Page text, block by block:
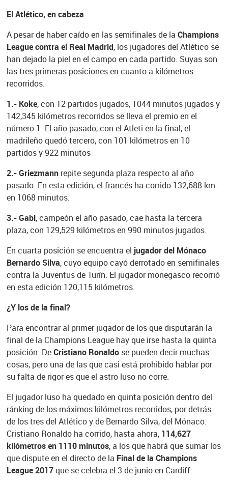
El Atlético, en cabeza
A pesar de haber caído en las semifinales de la Champions
League contra el Real Madrid, los jugadores del Atlético se
han dejado la piel en el campo en cada partido. Suyas son
las tres primeras posiciones en cuanto a kilómetros
recorridos.
1.- Koke, con 12 partidos jugados, 1044 minutos jugados y
142,345 kilómetros recorridos se lleva el premio en el
número 1. El año pasado, con el Atleti en la final, el
madrileño quedó tercero, con 101 kilómetros en 10
partidos y 922 minutos
2.- Griezmannrepite segunda plaza respecto al año
pasado. En esta edición, el francés ha corrido 132,688 km.
en 1068 minutos.
3.- Gabi, campeón el año pasado, cae hasta la tercera
plaza, con 129,529 kilómetros en 990 minutos jugados.
En cuarta posición se encuentra el jugador del Mónaco
Bernardo Silva, cuyo equipo cayó derrotado en semifinales
contra la Juventus de Turín. El jugador monegasco recorrió
en esta edición 120,115 kilómetros.
¿Y los de la final?
Para encontrar al primer jugador de los que disputarán la
final de la Champions League hay que irse hasta la quinta
posición. DeCristiano Ronaldose pueden decir muchas
cosas, pero una de las que casi está prohibido hablar por
su falta de rigor es que el astro luso no corre.
El jugador luso ha quedado en quinta posición dentro del
ránking de los máximos kilómetros recorridos, por detrás
de los tres del Atlético y de Bernardo Silva, del Mónaco.
Cristiano Ronaldo ha corrido, hasta ahora, 114,627
kilómetros en 1110 minutos, a los que habrá que sumar los
que dispute en el directo de la Final de la Champions
League 2017que se celebra el 3 de junio en Cardiff.